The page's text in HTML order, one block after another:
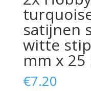
satijnen
witte
mm x
€7.20